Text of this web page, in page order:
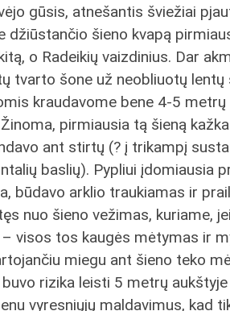
gūsis, atnešantis šviežiai
džiūstančio šieno kvapą
o Radeikių vaizdinius. Dar
tvarto šone už neobliuotų lentų
kraudavome bene 4-5 metrų
pirmiausia tą šieną
ant stirtų (? į trikampį
baslių). Pypliui įdomiausia
būdavo arklio traukiamas ir
nuo šieno vežimas, kuriame,
– visos tos kaugės mėtymas ir
miegu ant šieno teko
rizika leisti 5 metrų
vyresniųjų maldavimus, kad